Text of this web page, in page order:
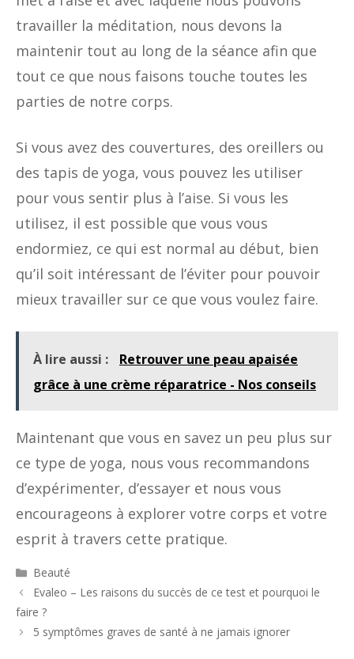
travailler la méditation, nous devons la
maintenir tout au long de la séance afin que
tout ce que nous faisons touche toutes les
parties de notre corps.
Si vous avez des couvertures, des oreillers ou
des tapis de yoga, vous pouvez les utiliser
pour vous sentir plus à l’aise. Si vous les
utilisez, il est possible que vous vous
endormiez, ce qui est normal au début, bien
qu’il soit intéressant de l’éviter pour pouvoir
mieux travailler sur ce que vous voulez faire.
À lire aussi :
Retrouver une peau apaisée
grâce à une crème réparatrice - Nos conseils
Maintenant que vous en savez un peu plus sur
ce type de yoga, nous vous recommandons
d’expérimenter, d’essayer et nous vous
encourageons à explorer votre corps et votre
esprit à travers cette pratique.
Catégories
Beauté
Evaleo – Les raisons du succès de ce test et pourquoi le
faire ?
5 symptômes graves de santé à ne jamais ignorer